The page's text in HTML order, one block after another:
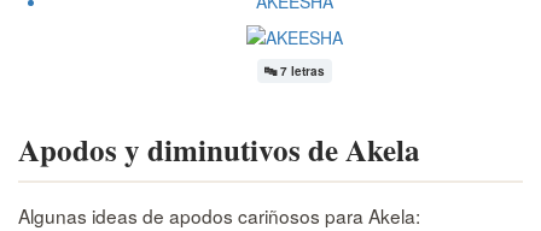
🔤7 letras
Apodos y diminutivos de Akela
Algunas ideas de apodos cariñosos para Akela: